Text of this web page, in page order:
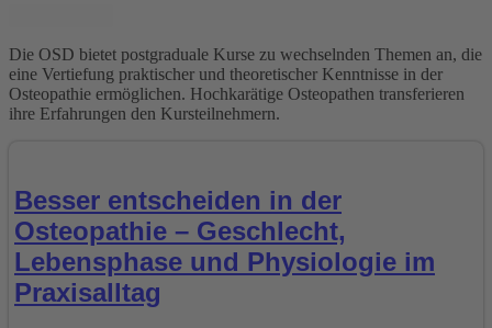
Die OSD bietet postgraduale Kurse zu wechselnden Themen an, die
eine Vertiefung praktischer und theoretischer Kenntnisse in der
Osteopathie ermöglichen. Hochkarätige Osteopathen transferieren
ihre Erfahrungen den Kursteilnehmern.
Besser entscheiden in der
Osteopathie – Geschlecht,
Lebensphase und Physiologie im
Praxisalltag